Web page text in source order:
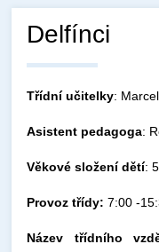
Delfínci
Třídní učitelky:
Asistent pedagoga:
Věkové složení dětí:
Provoz třídy: 7:00 -
Název třídního